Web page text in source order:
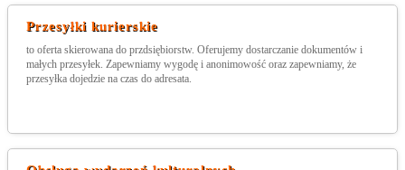
Przesyłki kurierskie
to oferta skierowana do przdsiębiorstw. Oferujemy dostarczanie dokumentów i
małych przesyłek. Zapewniamy wygodę i anonimowość oraz zapewniamy, że
przesyłka dojedzie na czas do adresata.